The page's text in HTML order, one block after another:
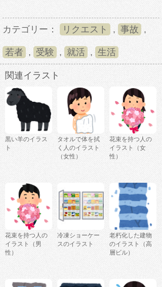
カテゴリー： リクエスト , 事故 ,
若者 , 受験 , 就活 , 生活
関連イラスト
黒い羊のイラス
ト
タオルで体を拭
く人のイラスト
（女性）
花束を持つ人の
イラスト（女
性）
花束を持つ人の
イラスト（男
性）
冷凍ショーケー
スのイラスト
老朽化した建物
のイラスト（高
層ビル）